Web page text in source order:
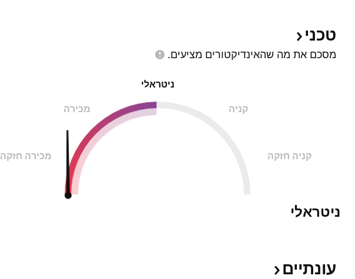
טכני
מסכם את מה שהאינדיקטורים מציעים.
ניטראלי
מכירה קניה
מכירה חזקה קניה חזקה
ניטראלי
עונתיים